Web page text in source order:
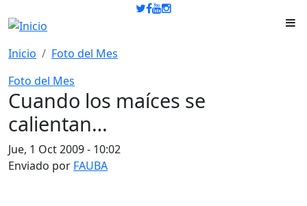
Pasar al contenido principal
Inicio
Foto del Mes
Foto del Mes
Cuando los maíces se
calientan…
Jue, 1 Oct 2009 - 10:02
Enviado por FAUBA